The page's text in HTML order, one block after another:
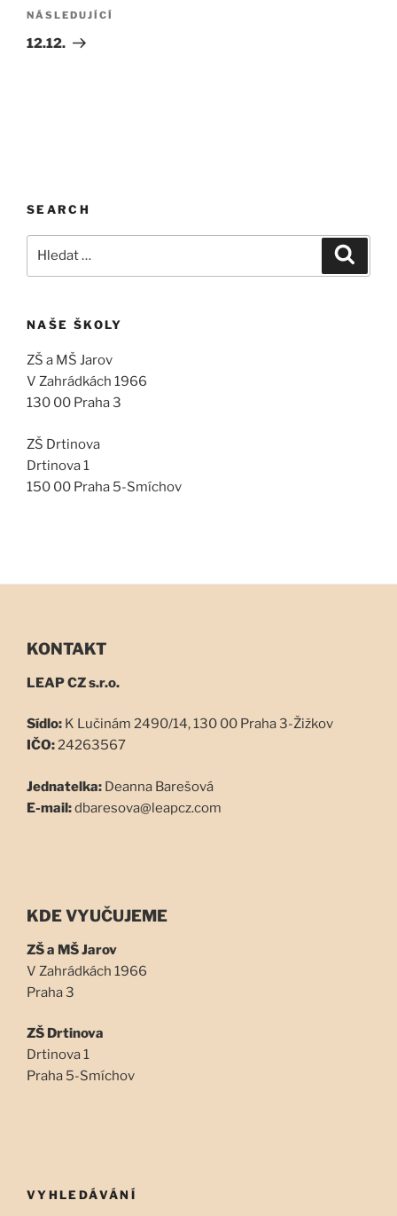
Následující
příspěvek
NÁSLEDUJÍCÍ
12.12.
SEARCH
NAŠE ŠKOLY
ZŠ a MŠ Jarov
V Zahrádkách 1966
130 00 Praha 3
ZŠ Drtinova
Drtinova 1
150 00 Praha 5-Smíchov
KONTAKT
LEAP CZ s.r.o.
Sídlo: K Lučinám 2490/14, 130 00 Praha 3-Žižkov
IČO:24263567
Jednatelka: Deanna Barešová
E-mail:dbaresova@leapcz.com
KDE VYUČUJEME
ZŠ a MŠ Jarov
V Zahrádkách 1966
Praha 3
ZŠ Drtinova
Drtinova 1
Praha 5-Smíchov
VYHLEDÁVÁNÍ